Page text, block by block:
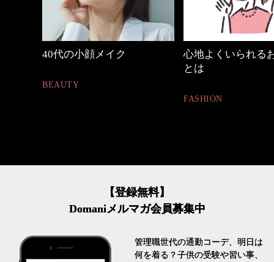
40代の小顔メイク
BEAUTY
心地よくいられる
とは
FASHION
【登録無料】
Domaniメルマガ会員募集中
管理職世代の通勤コーデ、明日は
何を着る？子供の受験や習い事、